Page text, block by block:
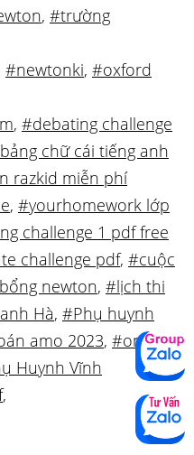
, #trường
#newtonki, #oxford
, #debating challenge
chữ cái tiếng anh
razkid miễn phí
, #yourhomework lớp
challenge 1 pdf free
challenge pdf, #cuộc
newton, #lịch thi
Hà, #Phụ huynh
amo 2023, #one
Huynh Vĩnh
,